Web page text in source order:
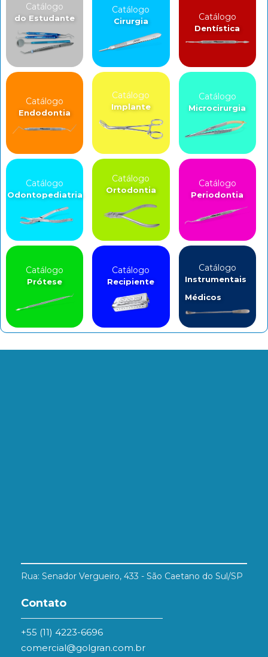
Catálogo
do Estudante
Catálogo
Cirurgia Catálogo
Dentística
Catálogo
Endodontia
Catálogo
Implante
Catálogo
Microcirurgia
Catálogo
Odontopediatria
Catálogo
Ortodontia
Catálogo
Periodontia
Catálogo
Prótese
Catálogo
Recipiente
Catálogo
Instrumentais
Médicos
Rua: Senador Vergueiro, 433 - São Caetano do Sul/SP
Contato
+55 (11) 4223-6696
comercial@golgran.com.br